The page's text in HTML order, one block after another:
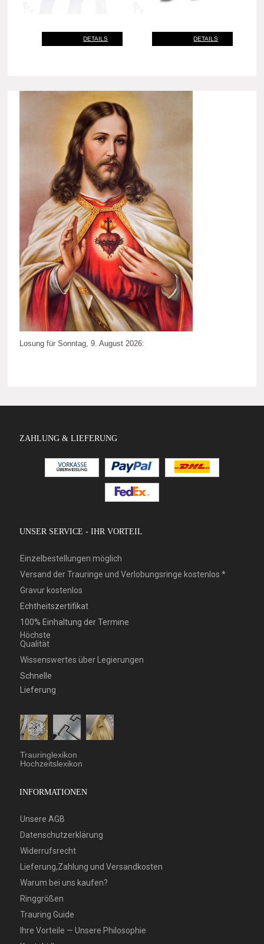
DETAILS DETAILS
Losung für Sonntag, 9. August 2026:
ZAHLUNG & LIEFERUNG
UNSER SERVICE - IHR VORTEIL
Einzelbestellungen möglich
Versand der Trauringe und Verlobungsringe kostenlos *
Gravur kostenlos
Echtheitszertifikat
100% Einhaltung der Termine
Höchste
Qualität
Wissenswertes über Legierungen
Schnelle
Lieferung
Trauringlexikon
Hochzeitslexikon
INFORMATIONEN
Unsere AGB
Datenschutzerklärung
Widerrufsrecht
Lieferung,Zahlung und Versandkosten
Warum bei uns kaufen?
Ringgrößen
Trauring Guide
Ihre Vorteile — Unsere Philosophie